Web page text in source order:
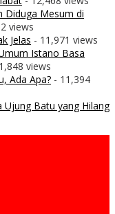
Diduga Mesum di
views
Jelas - 11,971 views
Istano Basa
views
Ada Apa? - 11,394
Ujung Batu yang Hilang